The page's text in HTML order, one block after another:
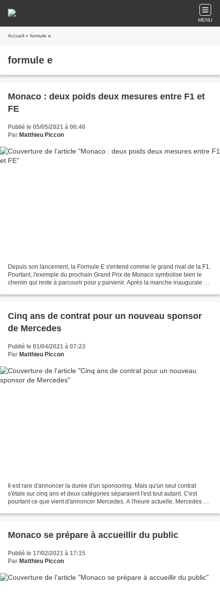
MENU
Accueil » formule e
formule e
Monaco : deux poids deux mesures entre F1 et
FE
Publié le 05/05/2021 à 06:40
Par Matthieu Piccon
Depuis son lancement, la Formule E s'entend comme le grand rival de la F1.
Pourtant, l'exemple du prochain Grand Prix de Monaco symbolise bien le
chemin qui reste à parcourir pour y parvenir. Après la manche inaugurale à
Cinq ans de contrat pour un nouveau sponsor
de Mercedes
Publié le 01/04/2021 à 07:23
Par Matthieu Piccon
Il est rare d'annoncer la durée d'un sponsoring. Mais qu'un seul contrat
s'étale sur cinq ans et deux catégories séparaient l'est tout autant. C'est
pourtant ce que vient d'annoncer Mercedes. A l'heure actuelle, Mercedes est
Monaco se prépare à accueillir du public
Publié le 17/02/2021 à 17:15
Par Matthieu Piccon